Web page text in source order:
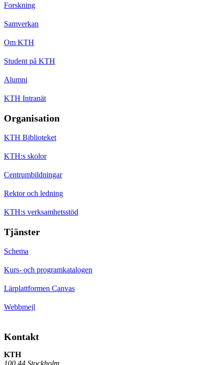
Forskning
Samverkan
Om KTH
Student på KTH
Alumni
KTH Intranät
Organisation
KTH Biblioteket
KTH:s skolor
Centrumbildningar
Rektor och ledning
KTH:s verksamhetsstöd
Tjänster
Schema
Kurs- och programkatalogen
Lärplattformen Canvas
Webbmejl
Kontakt
KTH
100 44 Stockholm